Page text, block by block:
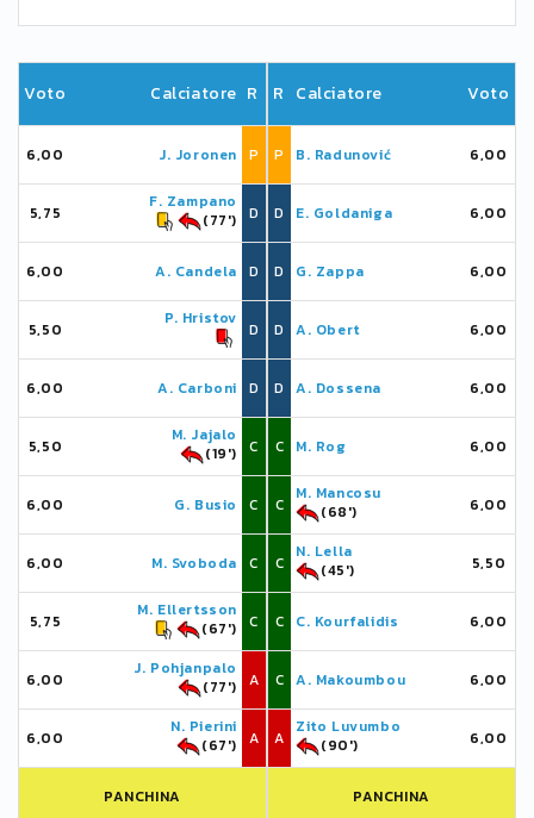
Voto Calciatore R
6,00 J. Joronen P
5,75
F. Zampano
(77')
D
6,00 A. Candela D
5,50
P. Hristov
D
6,00 A. Carboni D
5,50
M. Jajalo
(19')
C
6,00 G. Busio C
6,00 M. Svoboda C
5,75
M. Ellertsson
(67')
C
6,00
J. Pohjanpalo
(77')
A
6,00
N. Pierini
(67')
A
PANCHINA
R Calciatore Voto
P B. Radunović 6,00
D E. Goldaniga 6,00
D G. Zappa 6,00
D A. Obert 6,00
D A. Dossena 6,00
C M. Rog 6,00
C
M. Mancosu
(68')
6,00
C
N. Lella
(45')
5,50
C C. Kourfalidis 6,00
C A. Makoumbou 6,00
A
Zito Luvumbo
(90')
6,00
PANCHINA